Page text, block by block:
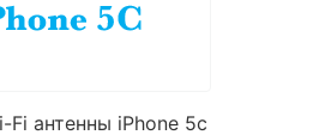
Fi антенны iPhone 5c